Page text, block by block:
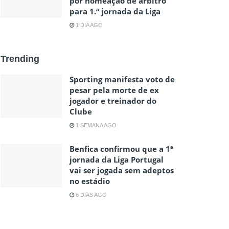
para 1.ª jornada da Liga
1 DIA AGO
Trending
Sporting manifesta voto de
pesar pela morte de ex
jogador e treinador do
Clube
1 SEMANA AGO
Benfica confirmou que a 1ª
jornada da Liga Portugal
vai ser jogada sem adeptos
no estádio
6 DIAS AGO